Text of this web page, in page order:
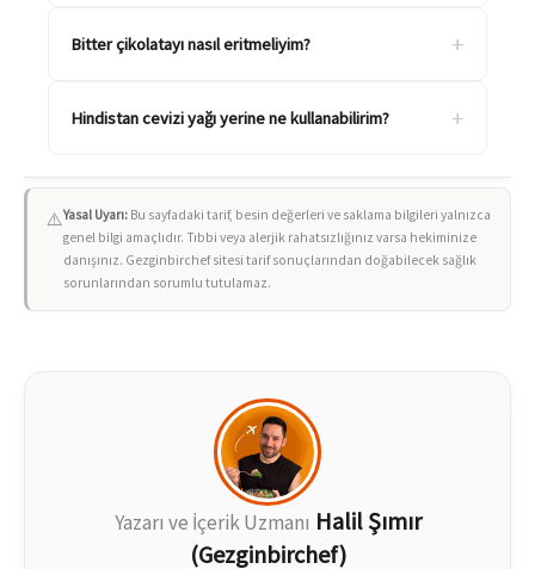
Bitter çikolatayı nasıl eritmeliyim? +
Hindistan cevizi yağı yerine ne kullanabilirim? +
⚠️Yasal Uyarı: Bu sayfadaki tarif, besin değerleri ve saklama bilgileri yalnızca
genel bilgi amaçlıdır. Tıbbi veya alerjik rahatsızlığınız varsa hekiminize
danışınız. Gezginbirchef sitesi tarif sonuçlarından doğabilecek sağlık
sorunlarından sorumlu tutulamaz.
Yazarı ve İçerik Uzmanı Halil Şımır
(Gezginbirchef)